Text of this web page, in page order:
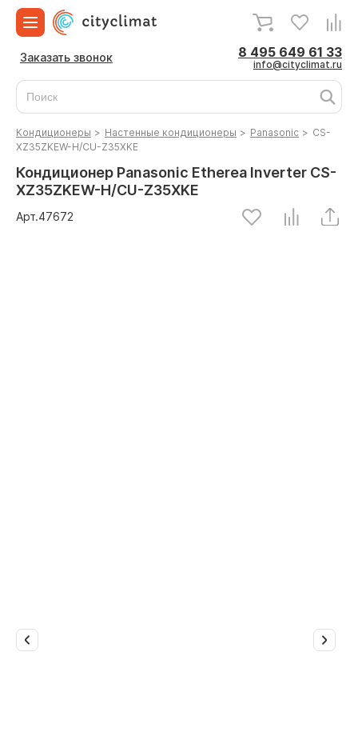
Заказать звонок 8 495 649 61 33
info@cityclimat.ru
Кондиционеры > Настенные кондиционеры > Panasonic > CS-
XZ35ZKEW-H/CU-Z35XKE
Кондиционер Panasonic Etherea Inverter CS-
XZ35ZKEW-H/CU-Z35XKE
Арт.47672